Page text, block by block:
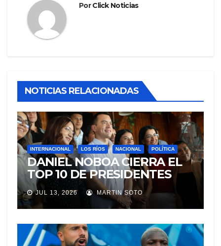
PorClick Noticias
NOTICIAS RELACIONADAS
INTERNACIONAL LOS RÍOS NACIONAL POLÍTICA
DANIEL NOBOA CIERRA EL
TOP 10 DE PRESIDENTES
CON MEJOR IMAGEN EN
AMÉRICA LATINA
JUL 13, 2026 MARTIN SOTO